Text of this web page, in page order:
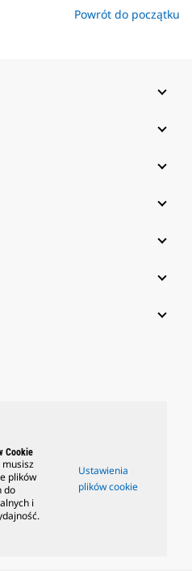
Powrót do początku
Cookie
musisz
plików
do
i
Ustawienia
plików cookie